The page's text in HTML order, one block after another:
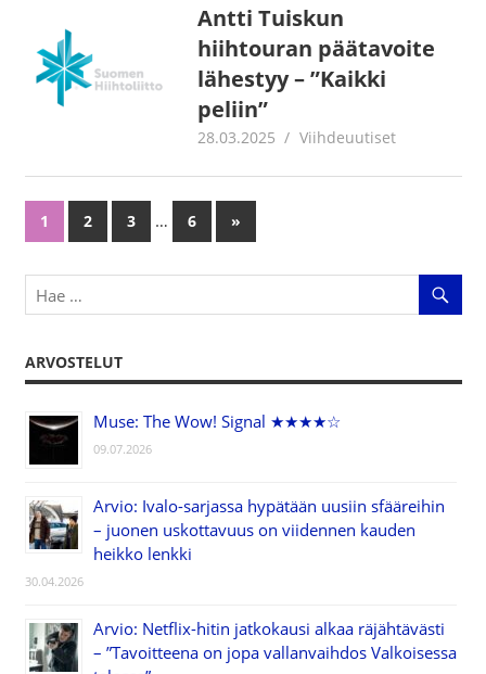
Antti Tuiskun
hiihtouran päätavoite
lähestyy – ”Kaikki
peliin”
28.03.2025 Juha Kaunisto
Viihdeuutiset
Artikkelien
selaus
1 2 3 … 6
Next
Posts
»
ARVOSTELUT
Muse: The Wow! Signal ★★★★☆
09.07.2026
Arvio: Ivalo-sarjassa hypätään uusiin sfääreihin
– juonen uskottavuus on viidennen kauden
heikko lenkki
30.04.2026
Arvio: Netflix-hitin jatkokausi alkaa räjähtävästi
– ”Tavoitteena on jopa vallanvaihdos Valkoisessa